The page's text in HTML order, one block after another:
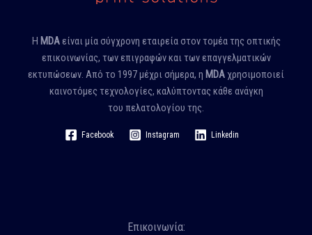
Η MDAείναι μία σύγχρονη εταιρεία στον τομέα της οπτικής
επικοινωνίας, των επιγραφών και των επαγγελματικών
εκτυπώσεων. Από το 1997 μέχρι σήμερα, η MDAχρησιμοποιεί
καινοτόμες τεχνολογίες, καλύπτοντας κάθε ανάγκη
του πελατολογίου της.
Facebook Instagram Linkedin
Επικοινωνία: